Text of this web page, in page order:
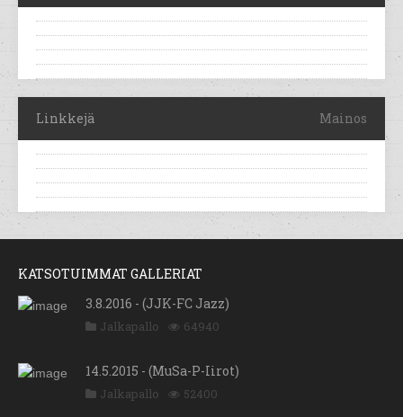
Linkkejä Mainos
KATSOTUIMMAT GALLERIAT
3.8.2016 - (JJK-FC Jazz)
Jalkapallo 64940
14.5.2015 - (MuSa-P-Iirot)
Jalkapallo 52400